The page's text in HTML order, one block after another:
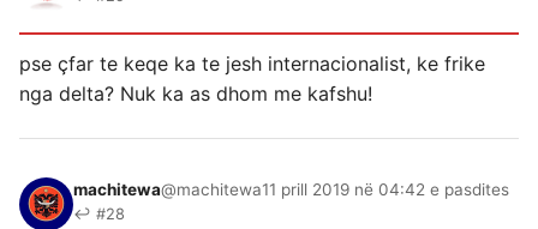
pse çfar te keqe ka te jesh internacionalist, ke frike
nga delta? Nuk ka as dhom me kafshu!
machitewa@machitewa11 prill 2019 në 04:42 e pasdites
↩ #28